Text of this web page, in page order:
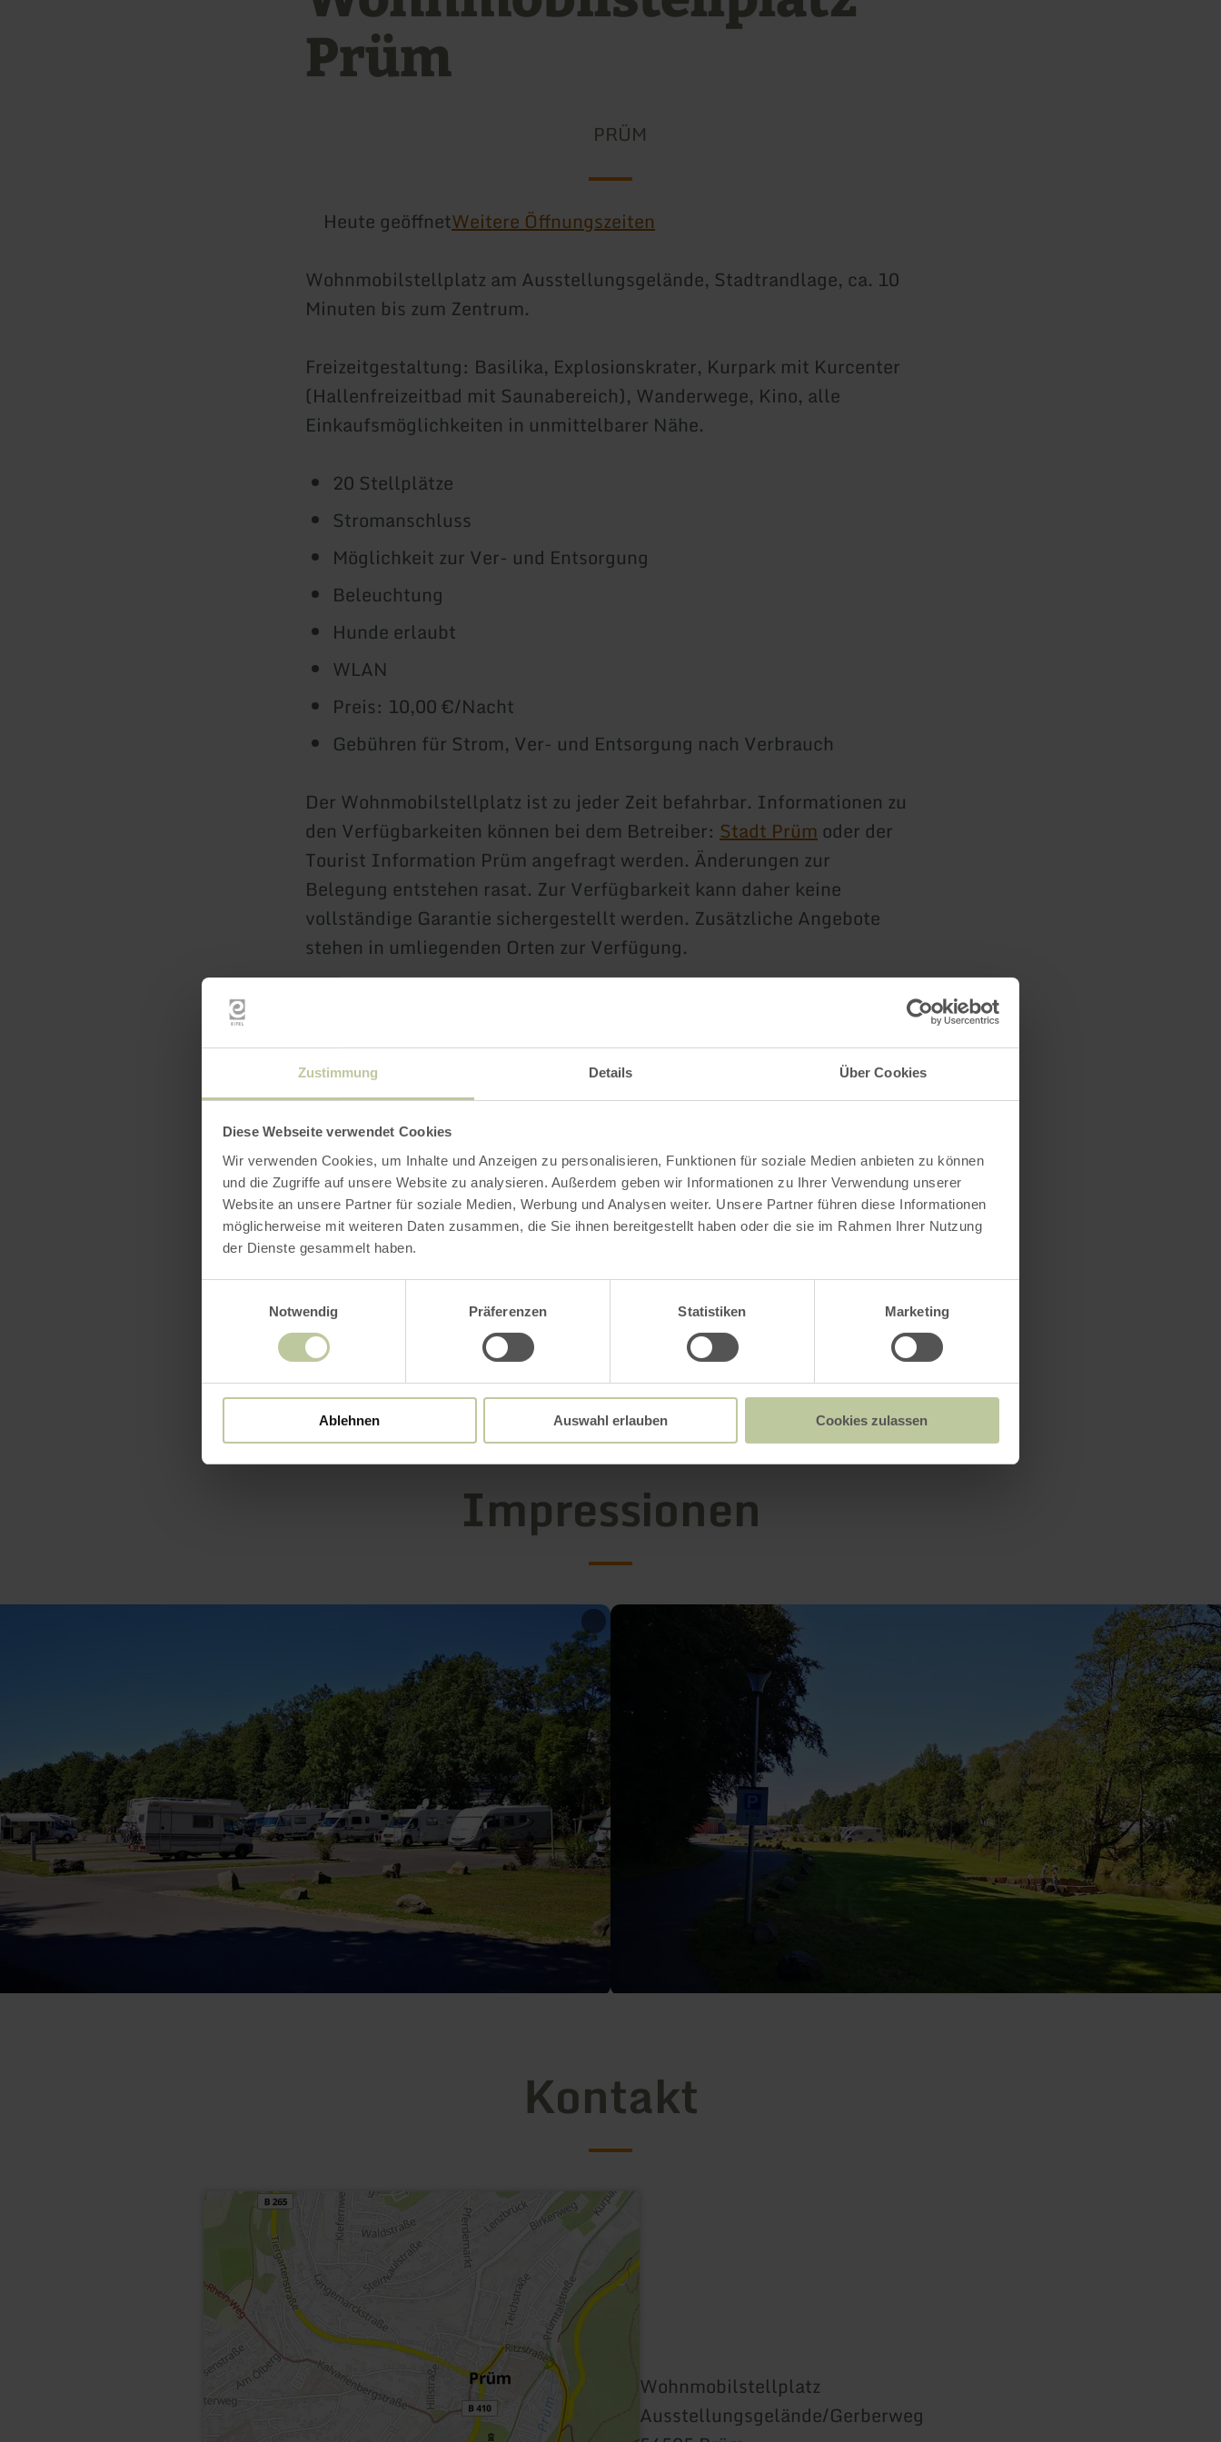
Zustimmung Details Über Cookies
Diese Webseite verwendet Cookies
Wir verwenden Cookies, um Inhalte und Anzeigen zu personalisieren, Funktionen für soziale Medien anbieten zu können
und die Zugriffe auf unsere Website zu analysieren. Außerdem geben wir Informationen zu Ihrer Verwendung unserer
Website an unsere Partner für soziale Medien, Werbung und Analysen weiter. Unsere Partner führen diese Informationen
möglicherweise mit weiteren Daten zusammen, die Sie ihnen bereitgestellt haben oder die sie im Rahmen Ihrer Nutzung
der Dienste gesammelt haben.
Notwendig
Präferenzen Statistiken Marketing
Ablehnen Auswahl erlauben Cookies zulassen
Prüm
PRÜM
Heute geöffnetWeitere Öffnungszeiten
Wohnmobilstellplatz am Ausstellungsgelände, Stadtrandlage, ca. 10
Minuten bis zum Zentrum.
Freizeitgestaltung: Basilika, Explosionskrater, Kurpark mit Kurcenter
(Hallenfreizeitbad mit Saunabereich), Wanderwege, Kino, alle
Einkaufsmöglichkeiten in unmittelbarer Nähe.
20 Stellplätze
Stromanschluss
Möglichkeit zur Ver- und Entsorgung
Beleuchtung
Hunde erlaubt
WLAN
Preis: 10,00 €/Nacht
Gebühren für Strom, Ver- und Entsorgung nach Verbrauch
Der Wohnmobilstellplatz ist zu jeder Zeit befahrbar. Informationen zu
den Verfügbarkeiten können bei dem Betreiber: Stadt Prümoder der
Tourist Information Prüm angefragt werden. Änderungen zur
Belegung entstehen rasat. Zur Verfügbarkeit kann daher keine
vollständige Garantie sichergestellt werden. Zusätzliche Angebote
stehen in umliegenden Orten zur Verfügung.
Weitere Infos
Öffnungszeiten
Impressionen
Kontakt
Wohnmobilstellplatz
Ausstellungsgelände/Gerberweg